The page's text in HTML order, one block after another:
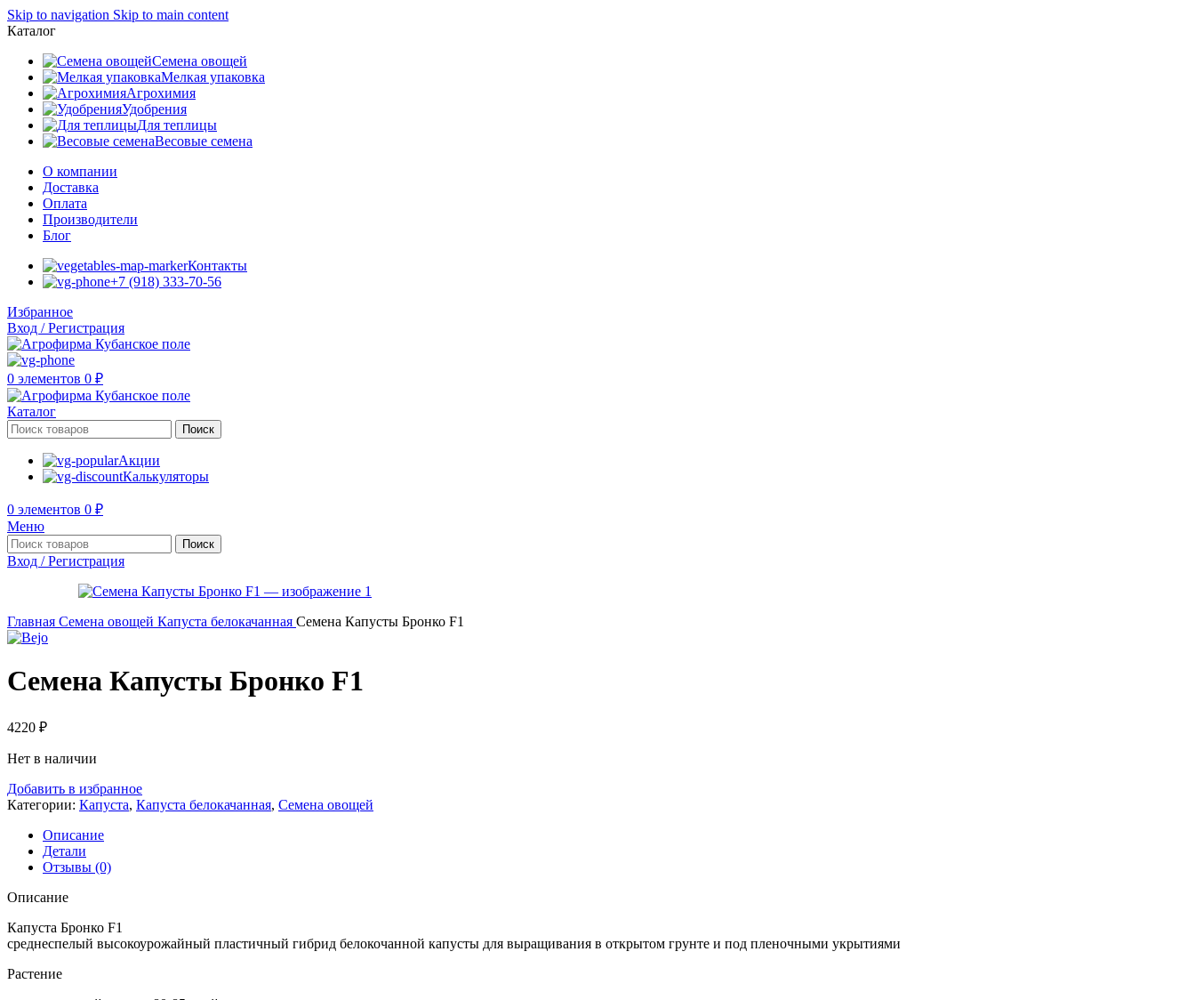
Skip to navigation Skip to main content
Каталог
Семена овощей
Мелкая упаковка
Агрохимия
Удобрения
Для теплицы
Весовые семена
О компании
Доставка
Оплата
Производители
Блог
Контакты
+7 (918) 333-70-56
Избранное
Вход / Регистрация
0 элементов 0 ₽
Каталог
Поиск
Акции
Калькуляторы
0 элементов 0 ₽
Меню
Поиск
Вход / Регистрация
Главная Семена овощей Капуста белокачанная Семена Капусты Бронко F1
Семена Капусты Бронко F1
4220 ₽
Нет в наличии
Добавить в избранное
Категории: Капуста, Капуста белокачанная, Семена овощей
Описание
Детали
Отзывы (0)
Описание
Капуста Бронко F1
среднеспелый высокоурожайный пластичный гибрид белокочанной капусты для выращивания в открытом грунте и под пленочными укрытиями
Растение